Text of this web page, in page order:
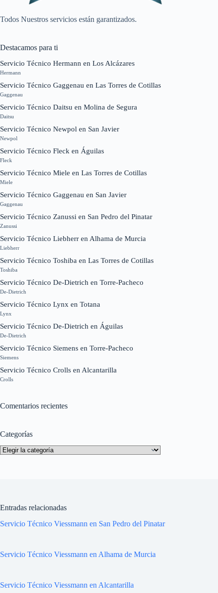
Todos Nuestros servicios están garantizados.
Destacamos para ti
Servicio Técnico Hermann en Los Alcázares
Hermann
Servicio Técnico Gaggenau en Las Torres de Cotillas
Gaggenau
Servicio Técnico Daitsu en Molina de Segura
Daitsu
Servicio Técnico Newpol en San Javier
Newpol
Servicio Técnico Fleck en Águilas
Fleck
Servicio Técnico Miele en Las Torres de Cotillas
Miele
Servicio Técnico Gaggenau en San Javier
Gaggenau
Servicio Técnico Zanussi en San Pedro del Pinatar
Zanussi
Servicio Técnico Liebherr en Alhama de Murcia
Liebherr
Servicio Técnico Toshiba en Las Torres de Cotillas
Toshiba
Servicio Técnico De-Dietrich en Torre-Pacheco
De-Dietrich
Servicio Técnico Lynx en Totana
Lynx
Servicio Técnico De-Dietrich en Águilas
De-Dietrich
Servicio Técnico Siemens en Torre-Pacheco
Siemens
Servicio Técnico Crolls en Alcantarilla
Crolls
Comentarios recientes
Categorías
Categorías
Entradas relacionadas
Servicio Técnico Viessmann en San Pedro del Pinatar
Servicio Técnico Viessmann en Alhama de Murcia
Servicio Técnico Viessmann en Alcantarilla